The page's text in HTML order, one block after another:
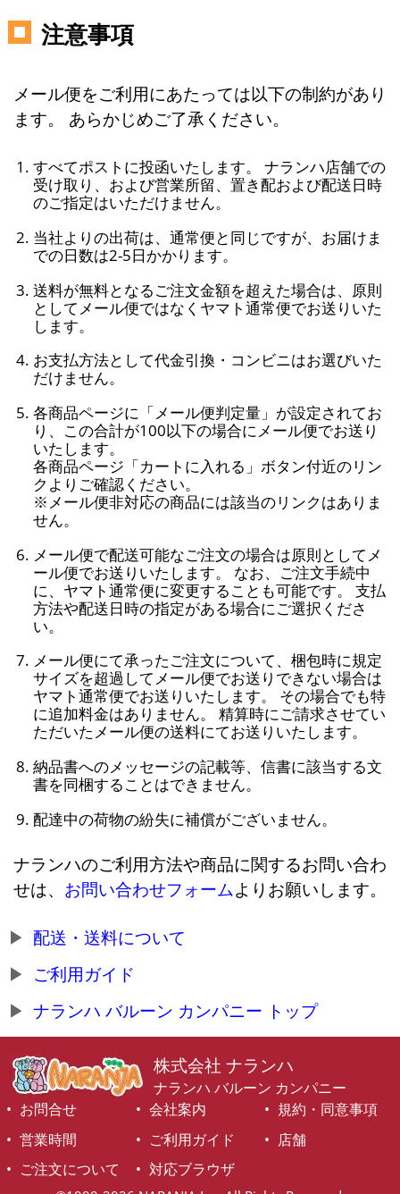
注意事項
メール便をご利用にあたっては以下の制約があり
ます。 あらかじめご了承ください。
すべてポストに投函いたします。 ナランハ店舗での
受け取り、および営業所留、置き配および配送日時
のご指定はいただけません。
当社よりの出荷は、通常便と同じですが、お届けま
での日数は2-5日かかります。
送料が無料となるご注文金額を超えた場合は、原則
としてメール便ではなくヤマト通常便でお送りいた
します。
お支払方法として代金引換・コンビニはお選びいた
だけません。
各商品ページに「メール便判定量」が設定されてお
り、この合計が100以下の場合にメール便でお送り
いたします。
各商品ページ「カートに入れる」ボタン付近のリン
クよりご確認ください。
※メール便非対応の商品には該当のリンクはありま
せん。
メール便で配送可能なご注文の場合は原則としてメ
ール便でお送りいたします。 なお、ご注文手続中
に、ヤマト通常便に変更することも可能です。 支払
方法や配送日時の指定がある場合にご選択くださ
い。
メール便にて承ったご注文について、梱包時に規定
サイズを超過してメール便でお送りできない場合は
ヤマト通常便でお送りいたします。 その場合でも特
に追加料金はありません。 精算時にご請求させてい
ただいたメール便の送料にてお送りいたします。
納品書へのメッセージの記載等、信書に該当する文
書を同梱することはできません。
配達中の荷物の紛失に補償がございません。
ナランハのご利用方法や商品に関するお問い合わ
せは、 お問い合わせフォームよりお願いします。
配送・送料について
ご利用ガイド
ナランハ バルーン カンパニー トップ
株式会社 ナランハ
ナランハ バルーン カンパニー
お問合せ
会社案内
規約・同意事項
営業時間
ご利用ガイド
店舗
ご注文について
対応ブラウザ